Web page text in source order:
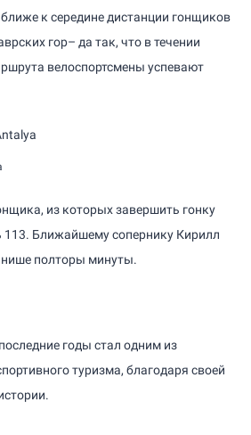
к середине дистанции гонщиков
гор– да так, что в течении
велоспортсмены успевают
из которых завершить гонку
Ближайшему сопернику Кирилл
полторы минуты.
годы стал одним из
туризма, благодаря своей